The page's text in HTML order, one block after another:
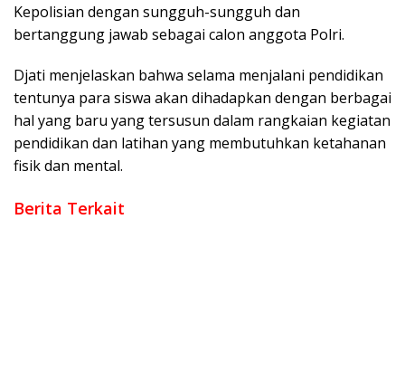
Kepolisian dengan sungguh-sungguh dan
bertanggung jawab sebagai calon anggota Polri.
Djati menjelaskan bahwa selama menjalani pendidikan
tentunya para siswa akan dihadapkan dengan berbagai
hal yang baru yang tersusun dalam rangkaian kegiatan
pendidikan dan latihan yang membutuhkan ketahanan
fisik dan mental.
Berita Terkait